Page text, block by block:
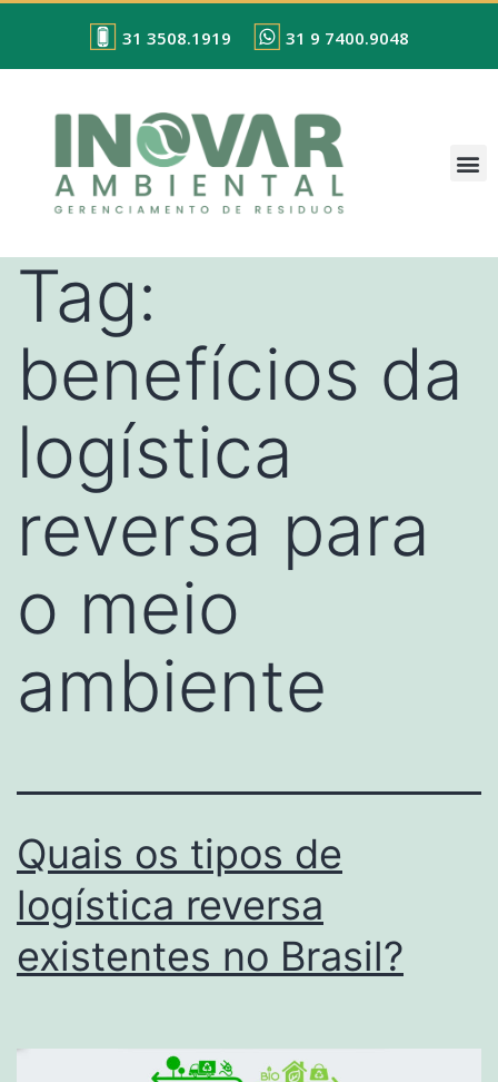
31 3508.1919 31 9 7400.9048
Tag:
benefícios da
logística
reversa para
o meio
ambiente
Quais os tipos de
logística reversa
existentes no Brasil?